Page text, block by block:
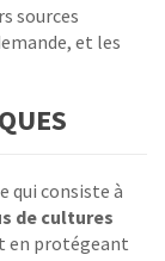
sources
et les
qui consiste à
de cultures
en protégeant